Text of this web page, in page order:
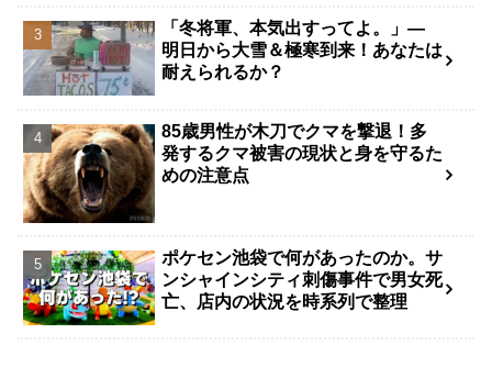
「冬将軍、本気出すってよ。」—
明日から大雪＆極寒到来！あなたは
耐えられるか？
85歳男性が木刀でクマを撃退！多
発するクマ被害の現状と身を守るた
めの注意点
ポケセン池袋で何があったのか。サ
ンシャインシティ刺傷事件で男女死
亡、店内の状況を時系列で整理